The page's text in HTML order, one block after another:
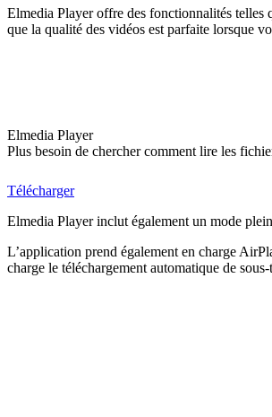
Elmedia Player offre des fonctionnalités telles
que la qualité des vidéos est parfaite lorsque
Elmedia Player
Plus besoin de chercher comment lire les
Télécharger
Elmedia Player inclut également un mode
L’application prend également en charge
charge le téléchargement automatique de sous-